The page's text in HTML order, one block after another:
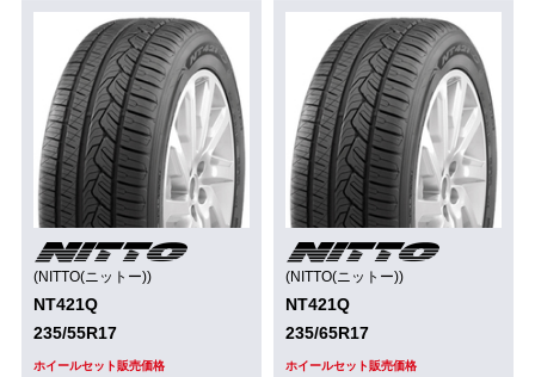
(NITTO(ニットー))
NT421Q
235/55R17
ホイールセット販売価格
(NITTO(ニットー))
NT421Q
235/65R17
ホイールセット販売価格